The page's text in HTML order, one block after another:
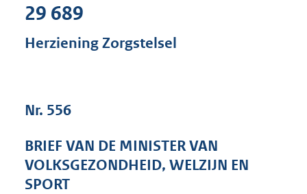
e
:
29 689
Herziening Zorgstelsel
Nr. 556
BRIEF VAN DE MINISTER VAN
VOLKSGEZONDHEID, WELZIJN EN
SPORT